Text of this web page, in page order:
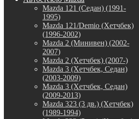
Mazda 121 (Седан) (1991-
1995)
Mazda 121/Demio (Хетчбек)
(1996-2002)
Mazda 2 (Минивен) (2002-
2007)
Mazda 2 (Хетчбек) (2007-)
Mazda 3 (Хетчбек, Седан)
(2003-2009)
Mazda 3 (Хетчбек, Седан)
(2009-2013)
Mazda 323 (3 дв.) (Хетчбек)
(1989-1994)